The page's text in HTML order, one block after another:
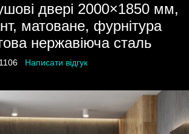
двері 2000×1850 мм,
матоване, фурнітура
нержавіюча сталь
Написати відгук